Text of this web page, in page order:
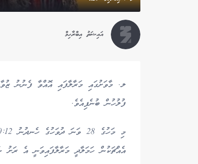
އައިޝަތު އިބްރާހިމް
ލ. މާވަށުގައި މަރާލާފައި އޮއްވާ ފެނުނު
ފުލުހުން ބުނެފިއެވެ.
އެއްޗަކުން ހަމަލާދީ މަރާލާފައިވަނީ އެ ރަށު ނަލަހިޔާ، އުމުރުން 29